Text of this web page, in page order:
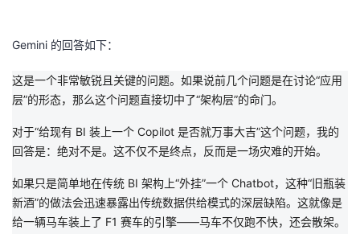
Gemini 的回答如下：
这是一个非常敏锐且关键的问题。如果说前几个问题是在讨论“应用
层”的形态，那么这个问题直接切中了“架构层”的命门。
对于“给现有 BI 装上一个 Copilot 是否就万事大吉”这个问题，我的
回答是： 绝对不是。这不仅不是终点，反而是一场灾难的开始。
如果只是简单地在传统 BI 架构上“外挂”一个 Chatbot，这种“旧瓶装
新酒”的做法会迅速暴露出传统数据供给模式的深层缺陷。这就像是
给一辆马车装上了 F1 赛车的引擎——马车不仅跑不快，还会散架。